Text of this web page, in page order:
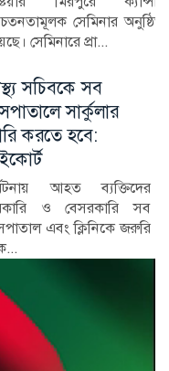
মিরপুর উপজেলার সাবেক
কর্মকর্তা (ইউএনও)
পরিবর্তে নতুন
কী আছে খসড়া
অ্যাকশন ব্যাটালিয়ন
বিলুপ্ত করে স্পেশাল
ব্যা...